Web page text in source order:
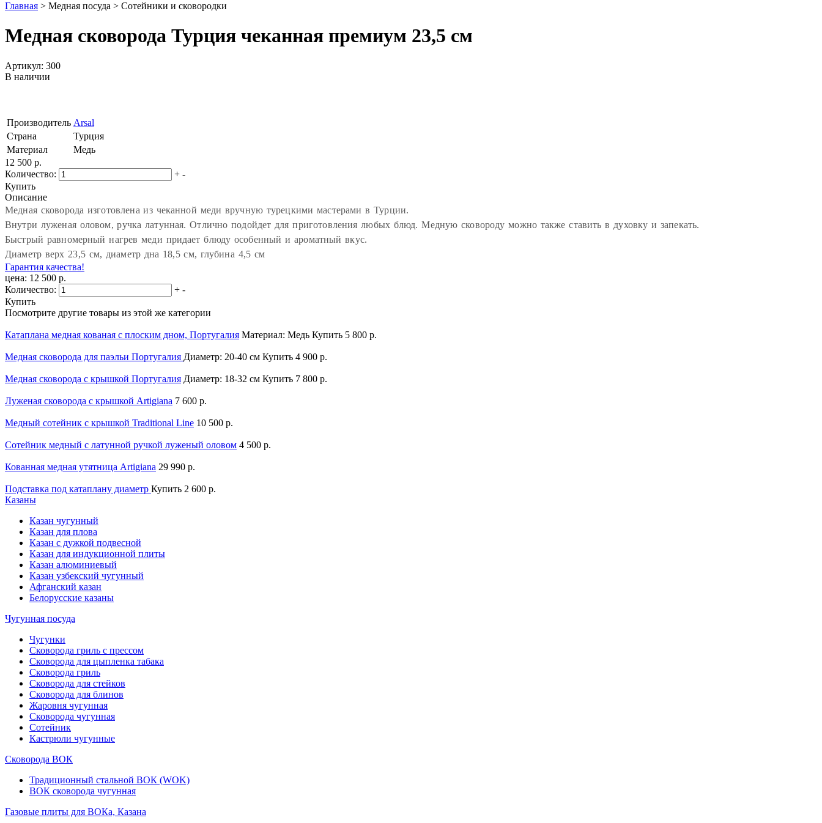
Главная > Медная посуда > Сотейники и сковородки
Медная сковорода Турция чеканная премиум 23,5 см
Артикул: 300
В наличии
Производитель Arsal
Страна
Турция
Материал
Медь
12 500 р.
Количество:
+ -
Купить
Описание
Медная сковорода изготовлена из чеканной меди вручную турецкими мастерами в Турции.
Внутри луженая оловом, ручка латунная. Отлично подойдет для приготовления любых блюд. Медную сковороду можно также ставить в духовку и запекать.
Быстрый равномерный нагрев меди придает блюду особенный и ароматный вкус.
Диаметр верх 23,5 см, диаметр дна 18,5 см, глубина 4,5 см
Гарантия качества!
цена: 12 500 р.
Количество:
+ -
Купить
Посмотрите другие товары из этой же категории
Катаплана медная кованая с плоским дном, Португалия Материал: Медь Купить 5 800 р.
Медная сковорода для паэльи Португалия Диаметр: 20-40 см Купить 4 900 р.
Медная сковорода с крышкой Португалия Диаметр: 18-32 см Купить 7 800 р.
Луженая сковорода с крышкой Artigiana 7 600 р.
Медный сотейник с крышкой Traditional Line 10 500 р.
Сотейник медный с латунной ручкой луженый оловом 4 500 р.
Кованная медная утятница Artigiana 29 990 р.
Подставка под катаплану диаметр Купить 2 600 р.
Казаны
Казан чугунный
Казан для плова
Казан с дужкой подвесной
Казан для индукционной плиты
Казан алюминиевый
Казан узбекский чугунный
Афганский казан
Белорусские казаны
Чугунная посуда
Чугунки
Сковорода гриль с прессом
Сковорода для цыпленка табака
Сковорода гриль
Сковорода для стейков
Сковорода для блинов
Жаровня чугунная
Сковорода чугунная
Сотейник
Кастрюли чугунные
Сковорода ВОК
Традиционный стальной ВОК (WOK)
ВОК сковорода чугунная
Газовые плиты для ВОКа, Казана